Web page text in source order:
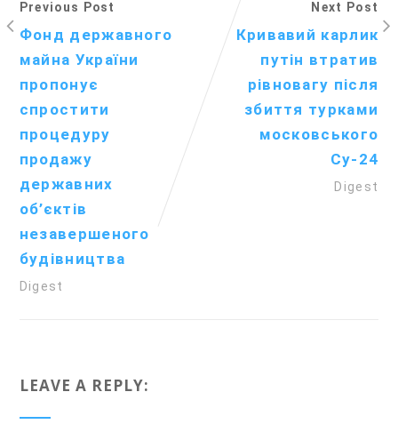
Previous Post
Фонд державного
майна України
пропонує
спростити
процедуру
продажу
державних
об’єктів
незавершеного
будівництва
Digest
Next Post
Кривавий карлик
путін втратив
рівновагу після
збиття турками
московського
Су-24
Digest
LEAVE A REPLY: